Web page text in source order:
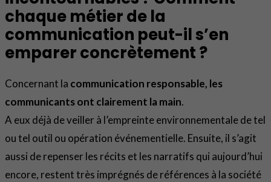
chaque métier de la
communication peut-il s’en
emparer concrètement ?
Concernant la communication responsable, les
communicants ont clairement la main.
A eux déjà de veiller à l’empreinte environnementale de tel
ou tel outil ou opération événementielle. Ensuite, il s’agit
aussi de repenser les récits et les narratifs qui aujourd’hui
encore, restent très imprégnés de références à la société